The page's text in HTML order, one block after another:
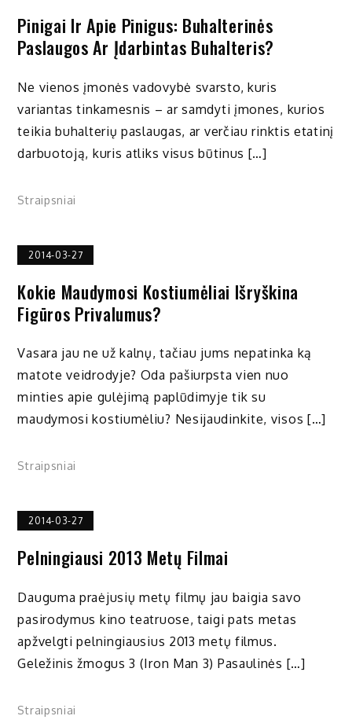
Pinigai Ir Apie Pinigus: Buhalterinės
Paslaugos Ar Įdarbintas Buhalteris?
Ne vienos įmonės vadovybė svarsto, kuris
variantas tinkamesnis – ar samdyti įmones, kurios
teikia buhalterių paslaugas, ar verčiau rinktis etatinį
darbuotoją, kuris atliks visus būtinus […]
Straipsniai
2014-03-27
Kokie Maudymosi Kostiumėliai Išryškina
Figūros Privalumus?
Vasara jau ne už kalnų, tačiau jums nepatinka ką
matote veidrodyje? Oda pašiurpsta vien nuo
minties apie gulėjimą paplūdimyje tik su
maudymosi kostiumėliu? Nesijaudinkite, visos […]
Straipsniai
2014-03-27
Pelningiausi 2013 Metų Filmai
Dauguma praėjusių metų filmų jau baigia savo
pasirodymus kino teatruose, taigi pats metas
apžvelgti pelningiausius 2013 metų filmus.
Geležinis žmogus 3 (Iron Man 3) Pasaulinės […]
Straipsniai